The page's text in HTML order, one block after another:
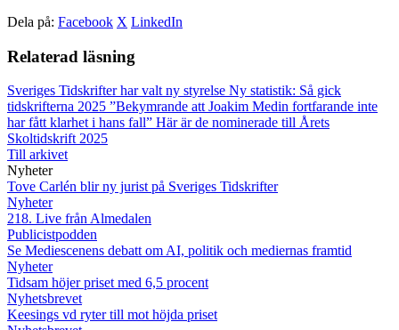
Dela på: Facebook X LinkedIn
Relaterad läsning
Sveriges Tidskrifter har valt ny styrelse Ny statistik: Så gick
tidskrifterna 2025 ”Bekymrande att Joakim Medin fortfarande inte
har fått klarhet i hans fall” Här är de nominerade till Årets
Skoltidskrift 2025
Till arkivet
Nyheter
Tove Carlén blir ny jurist på Sveriges Tidskrifter
Nyheter
218. Live från Almedalen
Publicistpodden
Se Mediescenens debatt om AI, politik och mediernas framtid
Nyheter
Tidsam höjer priset med 6,5 procent
Nyhetsbrevet
Keesings vd ryter till mot höjda priset